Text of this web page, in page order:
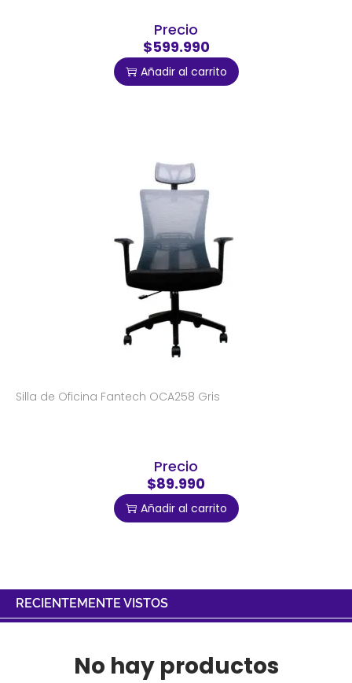
Precio
$599.990
Añadir al carrito
Silla de Oficina Fantech OCA258 Gris
Precio
$89.990
Añadir al carrito
RECIENTEMENTE VISTOS
No hay productos